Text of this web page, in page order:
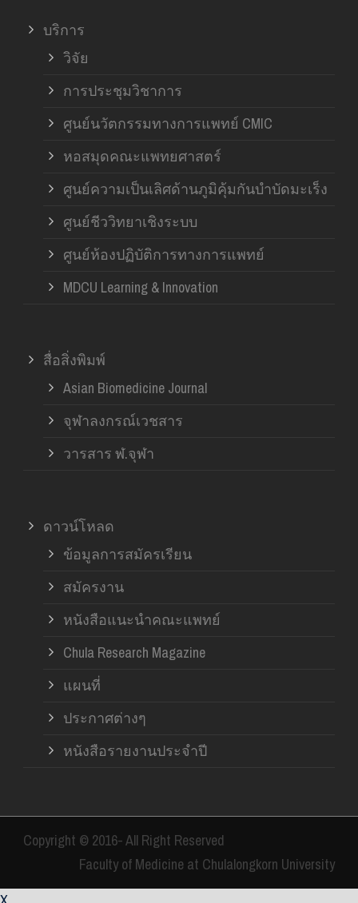
บริการ
วิจัย
การประชุมวิชาการ
ศูนย์นวัตกรรมทางการแพทย์ CMIC
หอสมุดคณะแพทยศาสตร์
ศูนย์ความเป็นเลิศด้านภูมิคุ้มกันบำบัดมะเร็ง
ศูนย์ชีววิทยาเชิงระบบ
ศูนย์ห้องปฏิบัติการทางการแพทย์
MDCU Learning & Innovation
สื่อสิ่งพิมพ์
Asian Biomedicine Journal
จุฬาลงกรณ์เวชสาร
วารสาร ฬ.จุฬา
ดาวน์โหลด
ข้อมูลการสมัครเรียน
สมัครงาน
หนังสือแนะนำคณะแพทย์
Chula Research Magazine
แผนที่
ประกาศต่างๆ
หนังสือรายงานประจำปี
Copyright © 2016- All Right Reserved
Faculty of Medicine at Chulalongkorn University